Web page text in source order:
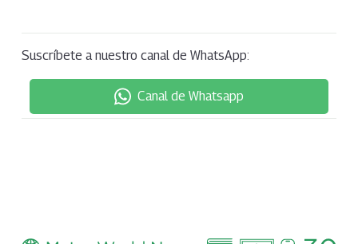
Suscríbete a nuestro canal de WhatsApp:
Canal de Whatsapp